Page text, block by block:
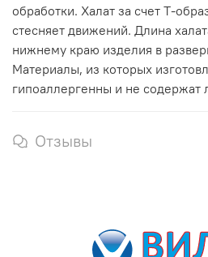
обработки. Халат за счет Т-
стесняет движений. Длина
нижнему краю изделия в
Материалы, из которых
гипоаллергенны и не содержат
Отзывы